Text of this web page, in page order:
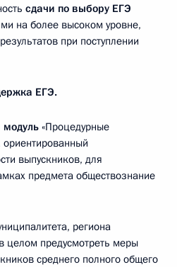
сдачи по выбору ЕГЭ
на более высоком уровне,
при поступлении
ЕГЭ.
модуль«Процедурные
выпускников, для
предмета обществознание
региона
целом предусмотреть меры
среднего полного общего